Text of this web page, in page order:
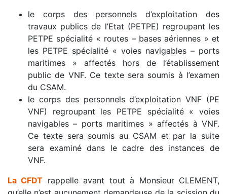
le corps des personnels d’exploitation des
travaux publics de l’Etat (PETPE) regroupant les
PETPE spécialité « routes – bases aériennes » et
les PETPE spécialité « voies navigables – ports
maritimes » affectés hors de l’établissement
public de VNF. Ce texte sera soumis à l’examen
du CSAM.
le corps des personnels d’exploitation VNF (PE
VNF) regroupant les PETPE spécialité « voies
navigables – ports maritimes » affectés à VNF.
Ce texte sera soumis au CSAM et par la suite
sera examiné dans le cadre des instances de
VNF.
La CFDT rappelle avant tout à Monsieur CLEMENT,